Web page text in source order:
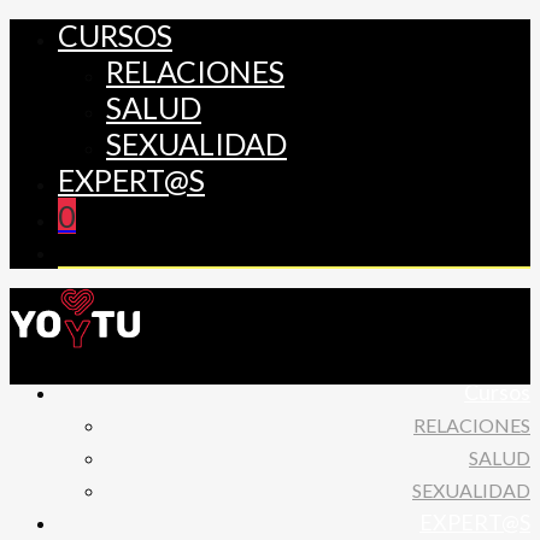
CURSOS
RELACIONES
SALUD
SEXUALIDAD
EXPERT@S
0
Cursos
RELACIONES
SALUD
SEXUALIDAD